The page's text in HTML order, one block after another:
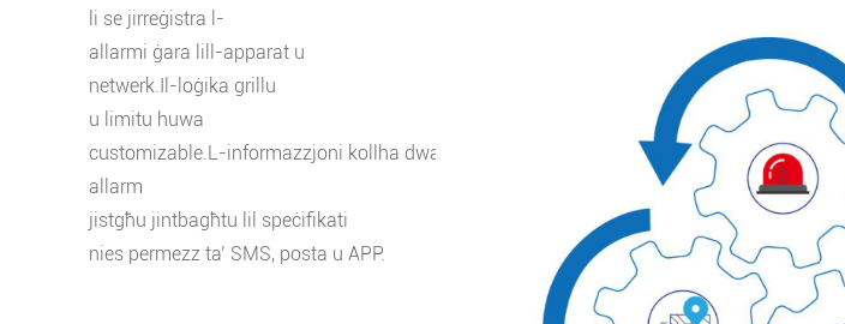
li se jirreġistra l-
allarmi ġara lill-apparat u
netwerk.Il-loġika grillu
u limitu huwa
customizable.L-informazzjoni kollha dwar l-
allarm
jistgħu jintbagħtu lil speċifikati
nies permezz ta’ SMS, posta u APP.